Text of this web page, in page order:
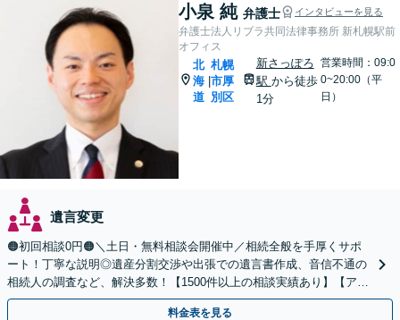
小泉 純 弁護士 インタビューを見る
弁護士法人リブラ共同法律事務所 新札幌駅前
オフィス
北
海
道
|
札幌
市厚
別区
新さっぽろ
駅 から徒歩
1分
営業時間：09:0
0~20:00（平
日）
遺言変更
🟠初回相談0円🟠＼土日・無料相談会開催中／相続全般を手厚くサポ
ート！丁寧な説明◎遺産分割交渉や出張での遺言書作成、音信不通の
相続人の調査など、解決多数！【1500件以上の相談実績あり】【アク
セス良好】【分かりやすい料金体系】
料金表を見る